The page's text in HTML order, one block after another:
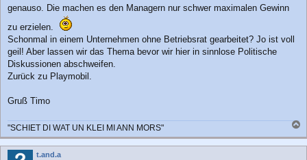
genauso. Die machen es den Managern nur schwer maximalen Gewinn
zu erzielen.
Schonmal in einem Unternehmen ohne Betriebsrat gearbeitet? Jo ist voll
geil! Aber lassen wir das Thema bevor wir hier in sinnlose Politische
Diskussionen abschweifen.
Zurück zu Playmobil.
Gruß Timo
"SCHIET DI WAT UN KLEI MI ANN MORS"
a
c
t.and.a